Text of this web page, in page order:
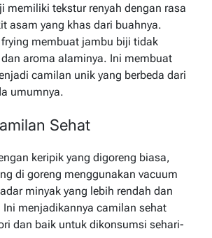
memiliki tekstur renyah dengan rasa
asam yang khas dari buahnya.
membuat jambu biji tidak
aroma alaminya. Ini membuat
camilan unik yang berbeda dari
umumnya.
Sehat
keripik yang digoreng biasa,
di goreng menggunakan vacuum
minyak yang lebih rendah dan
Ini menjadikannya camilan sehat
dan baik untuk dikonsumsi sehari-